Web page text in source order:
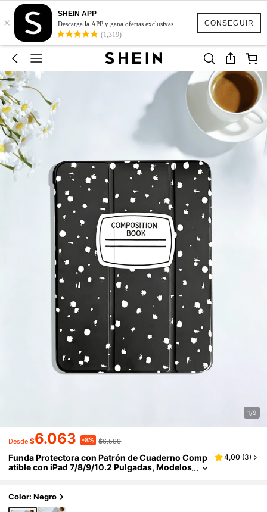
CONSEGUIR
×
SHEIN APP
Descarga la APP y gana ofertas exclusivas
(1,319)
1/9
Desde $6.063 -8% $6.590
Funda Protectora con Patrón de Cuaderno Comp
atible con iPad 7/8/9/10.2 Pulgadas, Modelos
Caídas
4,00 (3)
Color: Negro